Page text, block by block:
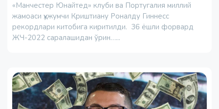
«Манчестер Юнайтед» клуби ва Португалия миллий
жамоаси ҳужумчи Криштиану Роналду Гиннесс
рекордлари китобига киритилди. 36 ёшли форвард
ЖЧ-2022 саралашидан ўрин…...